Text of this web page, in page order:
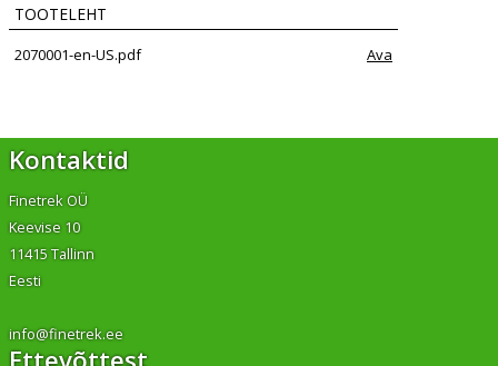
TOOTELEHT
2070001-en-US.pdf Ava
Kontaktid
Finetrek OÜ
Keevise 10
11415 Tallinn
Eesti
info@finetrek.ee